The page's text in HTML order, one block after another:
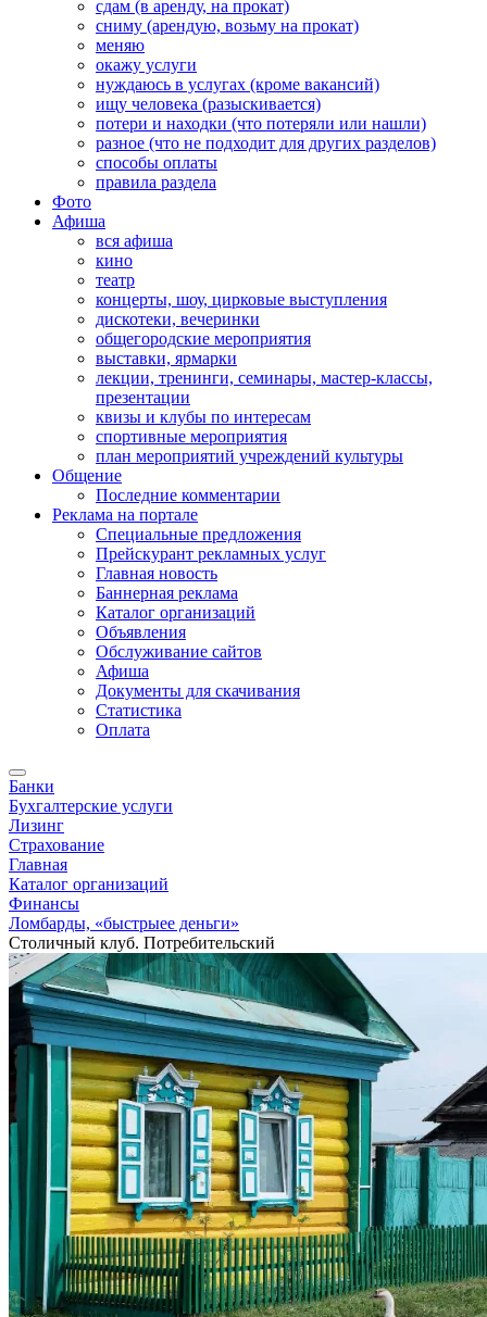
сдам (в аренду, на прокат)
сниму (арендую, возьму на прокат)
меняю
окажу услуги
нуждаюсь в услугах (кроме вакансий)
ищу человека (разыскивается)
потери и находки (что потеряли или нашли)
разное (что не подходит для других разделов)
способы оплаты
правила раздела
Фото
Афиша
вся афиша
кино
театр
концерты, шоу, цирковые выступления
дискотеки, вечеринки
общегородские мероприятия
выставки, ярмарки
лекции, тренинги, семинары, мастер-классы,
презентации
квизы и клубы по интересам
спортивные мероприятия
план мероприятий учреждений культуры
Общение
Последние комментарии
Реклама на портале
Специальные предложения
Прейскурант рекламных услуг
Главная новость
Баннерная реклама
Каталог организаций
Объявления
Обслуживание сайтов
Афиша
Документы для скачивания
Статистика
Оплата
Банки
Бухгалтерские услуги
Лизинг
Страхование
Главная
Каталог организаций
Финансы
Ломбарды, «быстрыее деньги»
Столичный клуб. Потребительский